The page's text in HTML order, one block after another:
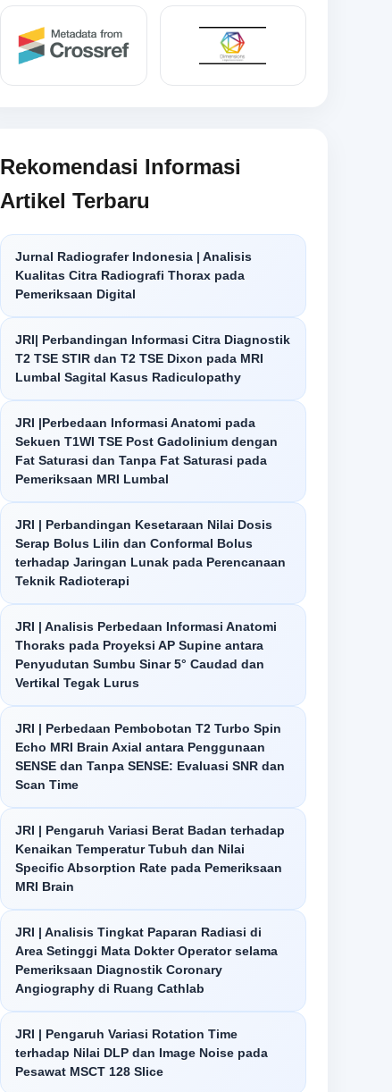
Rekomendasi Informasi
Artikel Terbaru
Jurnal Radiografer Indonesia | Analisis
Kualitas Citra Radiografi Thorax pada
Pemeriksaan Digital
JRI| Perbandingan Informasi Citra Diagnostik
T2 TSE STIR dan T2 TSE Dixon pada MRI
Lumbal Sagital Kasus Radiculopathy
JRI |Perbedaan Informasi Anatomi pada
Sekuen T1WI TSE Post Gadolinium dengan
Fat Saturasi dan Tanpa Fat Saturasi pada
Pemeriksaan MRI Lumbal
JRI | Perbandingan Kesetaraan Nilai Dosis
Serap Bolus Lilin dan Conformal Bolus
terhadap Jaringan Lunak pada Perencanaan
Teknik Radioterapi
JRI | Analisis Perbedaan Informasi Anatomi
Thoraks pada Proyeksi AP Supine antara
Penyudutan Sumbu Sinar 5° Caudad dan
Vertikal Tegak Lurus
JRI | Perbedaan Pembobotan T2 Turbo Spin
Echo MRI Brain Axial antara Penggunaan
SENSE dan Tanpa SENSE: Evaluasi SNR dan
Scan Time
JRI | Pengaruh Variasi Berat Badan terhadap
Kenaikan Temperatur Tubuh dan Nilai
Specific Absorption Rate pada Pemeriksaan
MRI Brain
JRI | Analisis Tingkat Paparan Radiasi di
Area Setinggi Mata Dokter Operator selama
Pemeriksaan Diagnostik Coronary
Angiography di Ruang Cathlab
JRI | Pengaruh Variasi Rotation Time
terhadap Nilai DLP dan Image Noise pada
Pesawat MSCT 128 Slice